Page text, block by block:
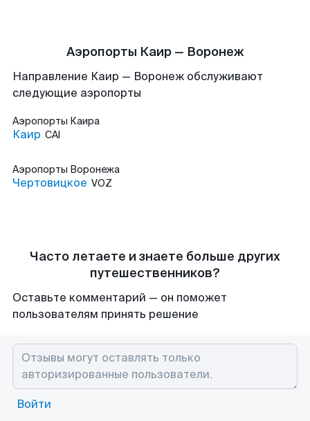
Аэропорты Каир — Воронеж
Направление Каир — Воронеж обслуживают
следующие аэропорты
Аэропорты Каира
Каир CAI
Аэропорты Воронежа
Чертовицкое VOZ
Часто летаете и знаете больше других
путешественников?
Оставьте комментарий — он поможет
пользователям принять решение
Войти